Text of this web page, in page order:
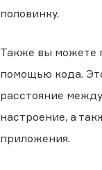
половинку.
Также вы можете
помощью кода.
расстояние
настроение, а
приложения.